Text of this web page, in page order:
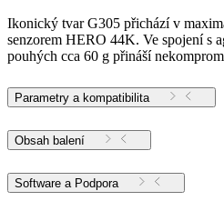
Ikonický tvar G305 přichází v
senzorem HERO 44K. Ve spojení s
pouhých cca 60 g přináší
Parametry a kompatibilita
Obsah balení
Software a Podpora